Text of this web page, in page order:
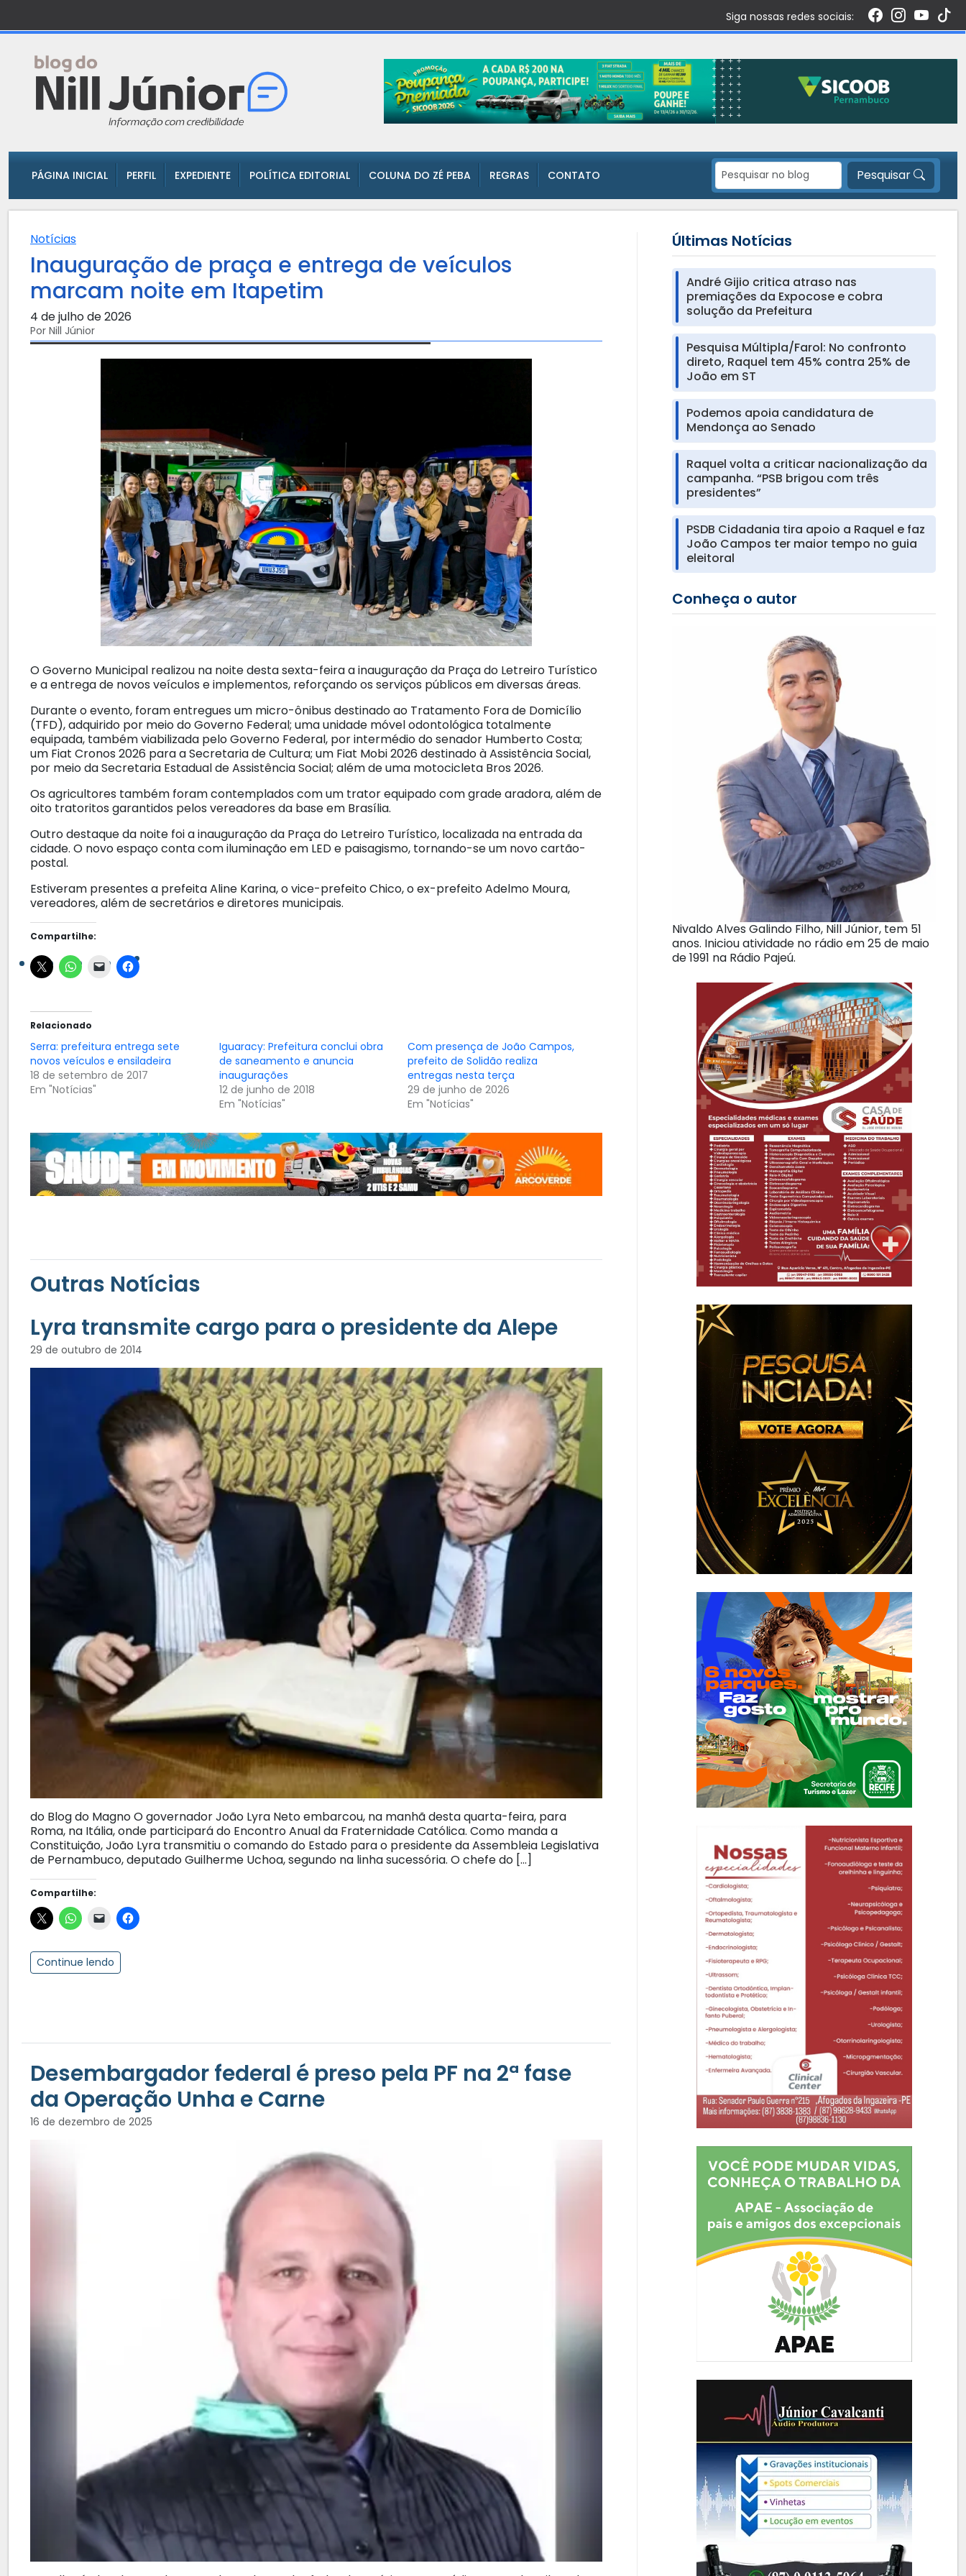
Siga nossas redes sociais:
PÁGINA INICIAL PERFIL EXPEDIENTE POLÍTICA EDITORIAL COLUNA DO ZÉ PEBA REGRAS CONTATO Pesquisar
Notícias
Inauguração de praça e entrega de veículos
marcam noite em Itapetim
4 de julho de 2026
Por Nill Júnior
O Governo Municipal realizou na noite desta sexta-feira a inauguração da Praça do Letreiro Turístico
e a entrega de novos veículos e implementos, reforçando os serviços públicos em diversas áreas.
Durante o evento, foram entregues um micro-ônibus destinado ao Tratamento Fora de Domicílio
(TFD), adquirido por meio do Governo Federal; uma unidade móvel odontológica totalmente
equipada, também viabilizada pelo Governo Federal, por intermédio do senador Humberto Costa;
um Fiat Cronos 2026 para a Secretaria de Cultura; um Fiat Mobi 2026 destinado à Assistência Social,
por meio da Secretaria Estadual de Assistência Social; além de uma motocicleta Bros 2026.
Os agricultores também foram contemplados com um trator equipado com grade aradora, além de
oito tratoritos garantidos pelos vereadores da base em Brasília.
Outro destaque da noite foi a inauguração da Praça do Letreiro Turístico, localizada na entrada da
cidade. O novo espaço conta com iluminação em LED e paisagismo, tornando-se um novo cartão-
postal.
Estiveram presentes a prefeita Aline Karina, o vice-prefeito Chico, o ex-prefeito Adelmo Moura,
vereadores, além de secretários e diretores municipais.
Compartilhe:
Relacionado
Serra: prefeitura entrega sete
novos veículos e ensiladeira
18 de setembro de 2017
Em "Notícias"
Iguaracy: Prefeitura conclui obra
de saneamento e anuncia
inaugurações
12 de junho de 2018
Em "Notícias"
Com presença de João Campos,
prefeito de Solidão realiza
entregas nesta terça
29 de junho de 2026
Em "Notícias"
Outras Notícias
Lyra transmite cargo para o presidente da Alepe
29 de outubro de 2014
do Blog do Magno O governador João Lyra Neto embarcou, na manhã desta quarta-feira, para
Roma, na Itália, onde participará do Encontro Anual da Fraternidade Católica. Como manda a
Constituição, João Lyra transmitiu o comando do Estado para o presidente da Assembleia Legislativa
de Pernambuco, deputado Guilherme Uchoa, segundo na linha sucessória. O chefe do […]
Compartilhe:
Continue lendo
Desembargador federal é preso pela PF na 2ª fase
da Operação Unha e Carne
16 de dezembro de 2025
Últimas Notícias
André Gijio critica atraso nas
premiações da Expocose e cobra
solução da Prefeitura
Pesquisa Múltipla/Farol: No confronto
direto, Raquel tem 45% contra 25% de
João em ST
Podemos apoia candidatura de
Mendonça ao Senado
Raquel volta a criticar nacionalização da
campanha. “PSB brigou com três
presidentes”
PSDB Cidadania tira apoio a Raquel e faz
João Campos ter maior tempo no guia
eleitoral
Conheça o autor
Nivaldo Alves Galindo Filho, Nill Júnior, tem 51
anos. Iniciou atividade no rádio em 25 de maio
de 1991 na Rádio Pajeú.